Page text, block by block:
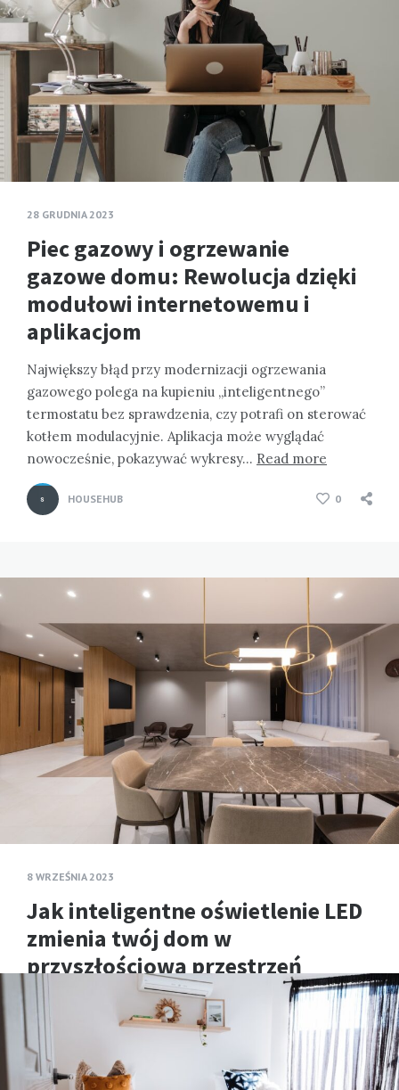
28 GRUDNIA 2023
Piec gazowy i ogrzewanie
gazowe domu: Rewolucja dzięki
modułowi internetowemu i
aplikacjom
Największy błąd przy modernizacji ogrzewania
gazowego polega na kupieniu „inteligentnego”
termostatu bez sprawdzenia, czy potrafi on sterować
kotłem modulacyjnie. Aplikacja może wyglądać
nowocześnie, pokazywać wykresy… Read more
HOUSEHUB 0
8 WRZEŚNIA 2023
Jak inteligentne oświetlenie LED
zmienia twój dom w
przyszłościową przestrzeń
mieszkaniową
Wymiana zwykłej żarówki na model sterowany
telefonem zajmuje minutę. Zbudowanie oświetlenia,
które działa niezawodnie, reaguje na ruch,